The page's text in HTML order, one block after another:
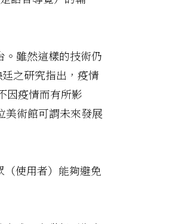
。雖然這樣的技術仍
之研究指出，疫情
因疫情而有所影
美術館可謂未來發展
使用者）能夠避免